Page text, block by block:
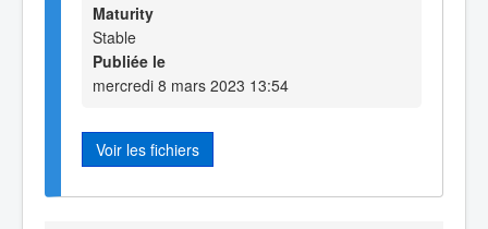
Maturity
Stable
Publiée le
mercredi 8 mars 2023 13:54
Voir les fichiers